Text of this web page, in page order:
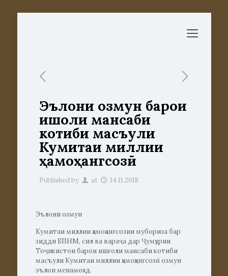
Эълони озмун барои
ишғоли мансаби
котиби масъули
Кумитаи миллии
ҳамоҳангсозӣ
Published by at 14.11.2018
Эълони озмун
Кумитаи миллии ҳамоҳангсозии мубориза бар
зидди БПНМ, сил ва вараҷа дар Ҷумҳурии
Тоҷикистон барои ишғоли мансаби котиби
масъули Кумитаи миллии ҳамоҳангсозӣ озмун
эълон менамояд.